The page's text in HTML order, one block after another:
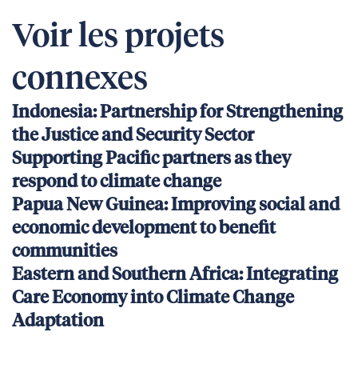
Voir les projets
connexes
Indonesia: Partnership for Strengthening
the Justice and Security Sector
Supporting Pacific partners as they
respond to climate change
Papua New Guinea: Improving social and
economic development to benefit
communities
Eastern and Southern Africa: Integrating
Care Economy into Climate Change
Adaptation